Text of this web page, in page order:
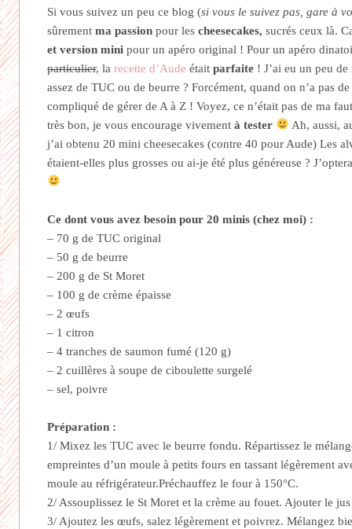
Si vous suivez un peu ce blog (si vous le suivez pas, gare à
sûrementma passion pour lescheesecakes, sucrés ceux là.
et version mini pour un apéro original ! Pour un apéro
particulier, larecette d’Aude étaitparfaite ! J’ai eu un peu
assez de TUC ou de beurre ? Forcément, quand on n’a pas
compliqué de gérer de A à Z ! Voyez, ce n’était pas de ma
très bon, je vous encourage vivementà tester
Ah, aussi,
j’ai obtenu 20 mini cheesecakes (contre 40 pour Aude) Les
étaient-elles plus grosses ou ai-je été plus généreuse ?
Ce dont vous avez besoin pour 20 minis (chez moi) :
– 70 g de TUC original
– 50 g de beurre
– 200 g de St Moret
– 100 g de crème épaisse
– 2 œufs
– 1 citron
– 4 tranches de saumon fumé (120 g)
– 2 cuillères à soupe de ciboulette surgelé
– sel, poivre
Préparation :
1/ Mixez les TUC avec le beurre fondu. Répartissez le
empreintes d’un moule à petits fours en tassant légèrement
moule au réfrigérateur.Préchauffez le four à 150°C.
2/ Assouplissez le St Moret et la crème au fouet. Ajouter le
3/ Ajoutez les œufs, salez légèrement et poivrez. Mélangez